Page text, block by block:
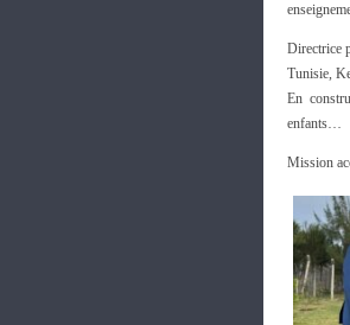
Directrice
Tunisie,
En
enfants…
Mission